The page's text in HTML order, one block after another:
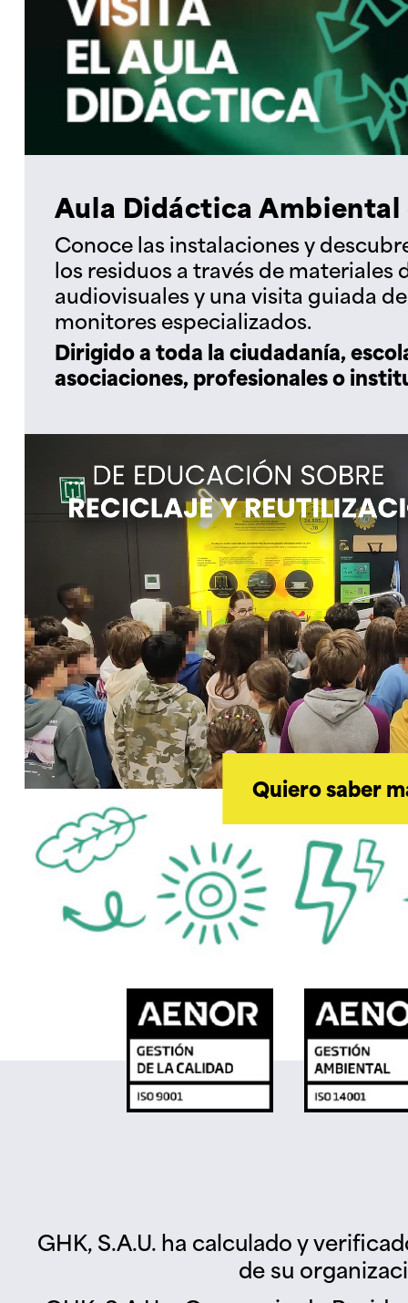
Aula Didáctica Ambiental
Conoce las instalaciones y
los residuos a través de materiales
audiovisuales y una visita guiada
monitores especializados.
Dirigido a toda la ciudadanía,
asociaciones, profesionales o
Quiero saber
GHK, S.A.U. ha calculado y
de su